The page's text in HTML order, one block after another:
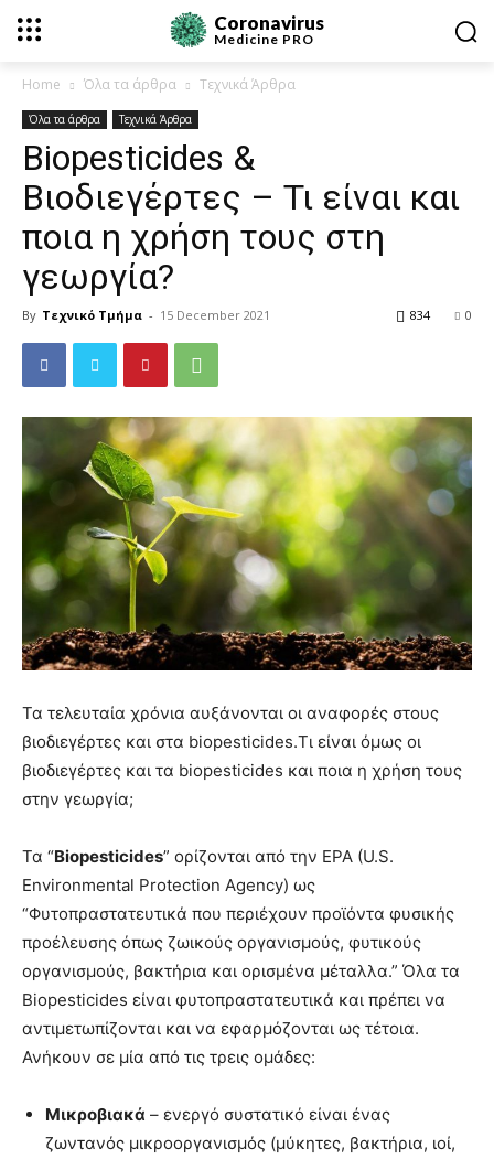
Coronavirus
Medicine PRO
Home Όλα τα άρθρα Τεχνικά Άρθρα
Όλα τα άρθρα Τεχνικά Άρθρα
Biopesticides &
Βιοδιεγέρτες – Τι είναι και
ποια η χρήση τους στη
γεωργία?
By Τεχνικό Τμήμα - 15 December 2021 0
834
Τα τελευταία χρόνια αυξάνονται οι αναφορές στους
βιοδιεγέρτες και στα biopesticides.Τι είναι όμως οι
βιοδιεγέρτες και τα biopesticides και ποια η χρήση τους
στην γεωργία;
Τα “Biopesticides” ορίζoνται από την EPA (U.S.
Environmental Protection Agency) ως
“Φυτοπραστατευτικά που περιέχουν προϊόντα φυσικής
προέλευσης όπως ζωικούς οργανισμούς, φυτικούς
οργανισμούς, βακτήρια και ορισμένα μέταλλα.” Όλα τα
Biopesticides είναι φυτοπραστατευτικά και πρέπει να
αντιμετωπίζονται και να εφαρμόζονται ως τέτοια.
Ανήκουν σε μία από τις τρεις ομάδες:
Μικροβιακά – ενεργό συστατικό είναι ένας
ζωντανός μικροοργανισμός (μύκητες, βακτήρια, ιοί,